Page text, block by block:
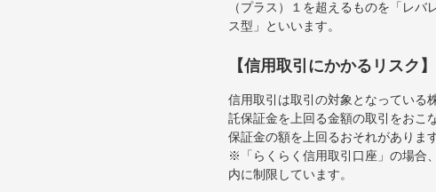
（プラス）１を超えるものを「レ
ス型」といいます。
【信用取引にかかるリスク】
信用取引は取引の対象となっている
託保証金を上回る金額の取引をおこ
保証金の額を上回るおそれがあります
※「らくらく信用取引口座」の場合
内に制限しています。